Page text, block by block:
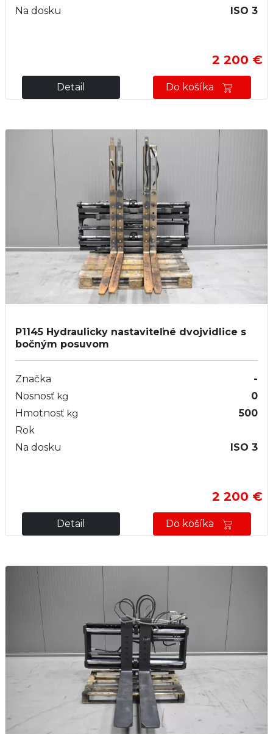
Na dosku
ISO 3
2 200 €
Detail Do košíka
P1145 Hydraulicky nastaviteľné dvojvidlice s
bočným posuvom
Značka
-
Nosnosť kg
0
Hmotnosť kg
500
Rok
Na dosku
ISO 3
2 200 €
Detail Do košíka